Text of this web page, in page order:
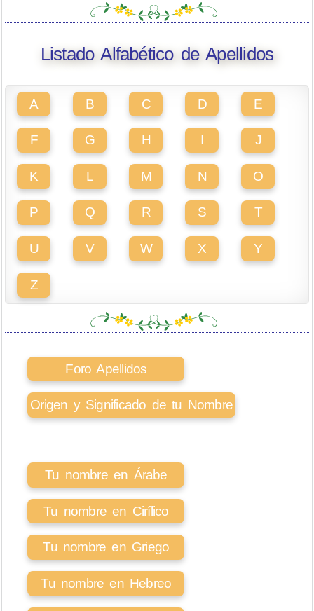
Listado Alfabético de Apellidos
A B C D E
F G H I J
K L M N O
P Q R S T
U V W X Y
Z
Foro Apellidos
Origen y Significado de tu Nombre
Tu nombre en Árabe
Tu nombre en Cirílico
Tu nombre en Griego
Tu nombre en Hebreo